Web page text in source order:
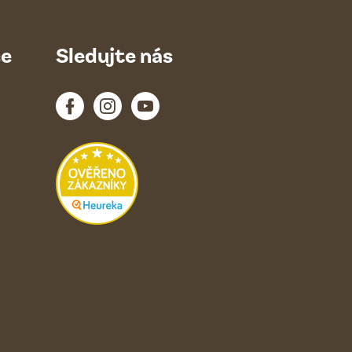
Sledujte nás